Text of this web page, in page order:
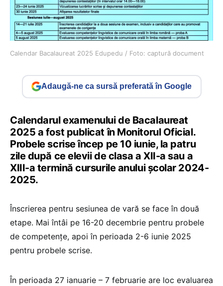
Calendar Bacalaureat 2025 Edupedu / Foto: captură document
Adaugă-ne ca sursă preferată în Google
Calendarul examenului de Bacalaureat
2025 a fost publicat în Monitorul Oficial.
Probele scrise încep pe 10 iunie, la patru
zile după ce elevii de clasa a XII-a sau a
XIII-a termină cursurile anului școlar 2024-
2025.
Înscrierea pentru sesiunea de vară se face în două
etape. Mai întâi pe 16-20 decembrie pentru probele
de competențe, apoi în perioada 2-6 iunie 2025
pentru probele scrise.
În perioada 27 ianuarie – 7 februarie are loc evaluarea